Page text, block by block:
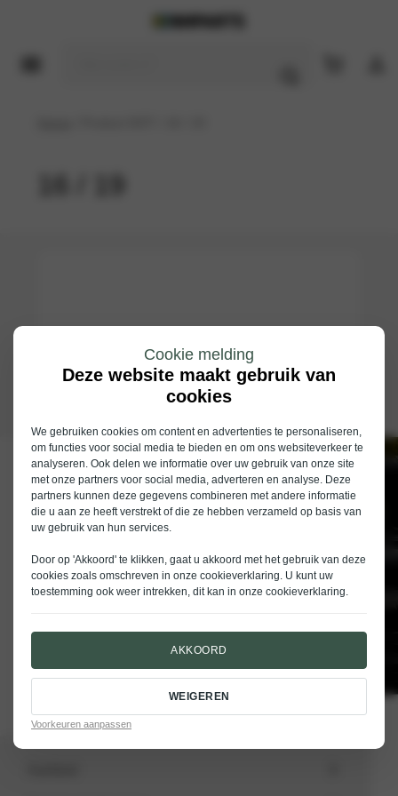
Cookie melding
Deze website maakt gebruik van
cookies
We gebruiken cookies om content en advertenties te personaliseren,
om functies voor social media te bieden en om ons websiteverkeer te
analyseren. Ook delen we informatie over uw gebruik van onze site
met onze partners voor social media, adverteren en analyse. Deze
partners kunnen deze gegevens combineren met andere informatie
die u aan ze heeft verstrekt of die ze hebben verzameld op basis van
uw gebruik van hun services.
Door op 'Akkoord' te klikken, gaat u akkoord met het gebruik van deze
cookies zoals omschreven in onze cookieverklaring. U kunt uw
toestemming ook weer intrekken, dit kan in onze cookieverklaring.
AKKOORD
WEIGEREN
Voorkeuren aanpassen
Schrijf je in voor de nieuwsbrief van
Nieuwenhuijse
E-mailadres
VERSTUREN